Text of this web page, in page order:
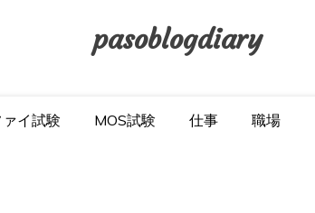
pasoblogdiary
イ試験 MOS試験 仕事 職場